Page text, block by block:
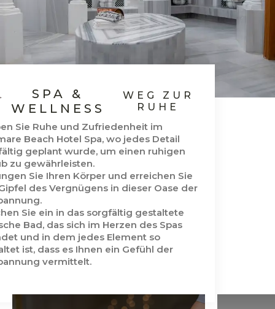
SPA &
WELLNESS
WEG ZUR
RUHE
Sie Ruhe und Zufriedenheit im
Beach Hotel Spa, wo jedes Detail
geplant wurde, um einen ruhigen
zu gewährleisten.
Sie Ihren Körper und erreichen Sie
des Vergnügens in dieser Oase der
Sie ein in das sorgfältig gestaltete
Bad, das sich im Herzen des Spas
und in dem jedes Element so
ist, dass es Ihnen ein Gefühl der
vermittelt.